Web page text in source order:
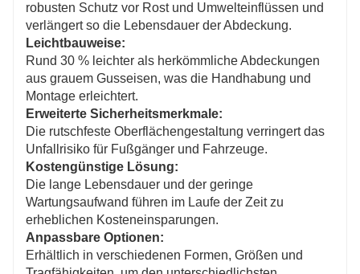
robusten Schutz vor Rost und Umwelteinflüssen und
verlängert so die Lebensdauer der Abdeckung.
Leichtbauweise:
Rund 30 % leichter als herkömmliche Abdeckungen
aus grauem Gusseisen, was die Handhabung und
Montage erleichtert.
Erweiterte Sicherheitsmerkmale:
Die rutschfeste Oberflächengestaltung verringert das
Unfallrisiko für Fußgänger und Fahrzeuge.
Kostengünstige Lösung:
Die lange Lebensdauer und der geringe
Wartungsaufwand führen im Laufe der Zeit zu
erheblichen Kosteneinsparungen.
Anpassbare Optionen:
Erhältlich in verschiedenen Formen, Größen und